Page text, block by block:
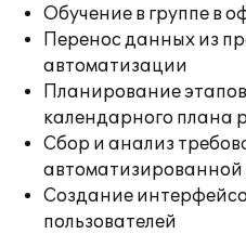
Обучение в группе в
Перенос данных из
автоматизации
Планирование
календарного плана
Сбор и анализ
автоматизированной
Создание
пользователей